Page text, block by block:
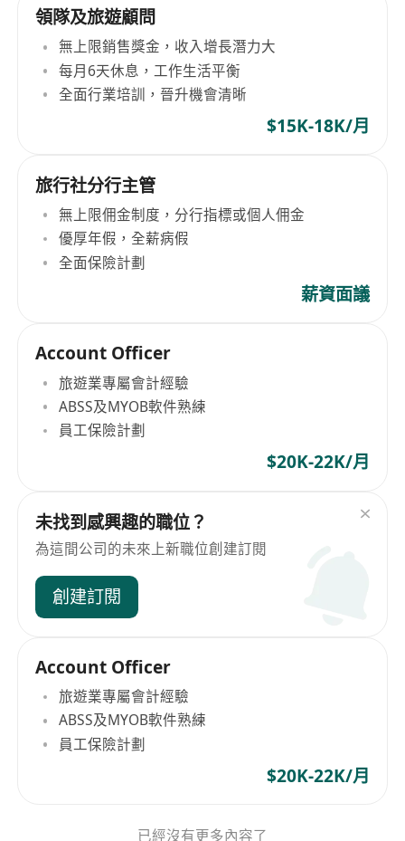
領隊及旅遊顧問
無上限銷售獎金，收入增長潛力大
每月6天休息，工作生活平衡
全面行業培訓，晉升機會清晰
$15K-18K/月
旅行社分行主管
無上限佣金制度，分行指標或個人佣金
優厚年假，全薪病假
全面保險計劃
薪資面議
Account Officer
旅遊業專屬會計經驗
ABSS及MYOB軟件熟練
員工保險計劃
$20K-22K/月
未找到感興趣的職位？
為這間公司的未來上新職位創建訂閱
創建訂閱
Account Officer
旅遊業專屬會計經驗
ABSS及MYOB軟件熟練
員工保險計劃
$20K-22K/月
已經沒有更多內容了